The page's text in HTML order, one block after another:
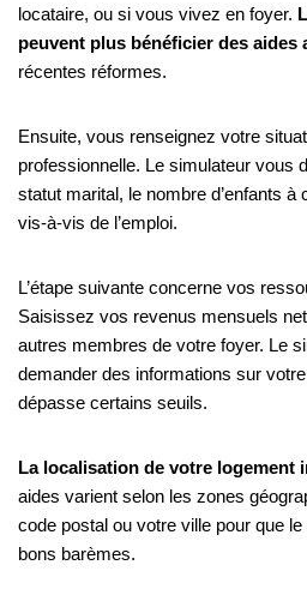
locataire, ou si vous vivez en foyer.
peuvent plus bénéficier des aides
récentes réformes.
Ensuite, vous renseignez votre
professionnelle. Le simulateur vous
statut marital, le nombre d’enfants à
vis-à-vis de l’emploi.
L’étape suivante concerne vos
Saisissez vos revenus mensuels
autres membres de votre foyer. Le
demander des informations sur
dépasse certains seuils.
La localisation de votre logement
aides varient selon les zones
code postal ou votre ville pour que
bons barèmes.